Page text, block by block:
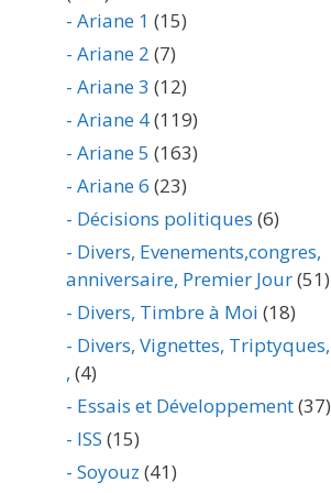
- Ariane 1 (15)
- Ariane 2 (7)
- Ariane 3 (12)
- Ariane 4(119)
- Ariane 5 (163)
- Ariane 6 (23)
- Décisions politiques (6)
- Divers, Evenements,congres,
anniversaire, Premier Jour(51)
- Divers, Timbre à Moi (18)
- Divers, Vignettes, Triptyques,
, (4)
- Essais et Développement(37)
- ISS (15)
- Soyouz (41)